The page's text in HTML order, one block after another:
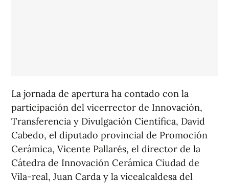
La jornada de apertura ha contado con la
participación del vicerrector de Innovación,
Transferencia y Divulgación Científica, David
Cabedo, el diputado provincial de Promoción
Cerámica, Vicente Pallarés, el director de la
Cátedra de Innovación Cerámica Ciudad de
Vila-real, Juan Carda y la vicealcaldesa del